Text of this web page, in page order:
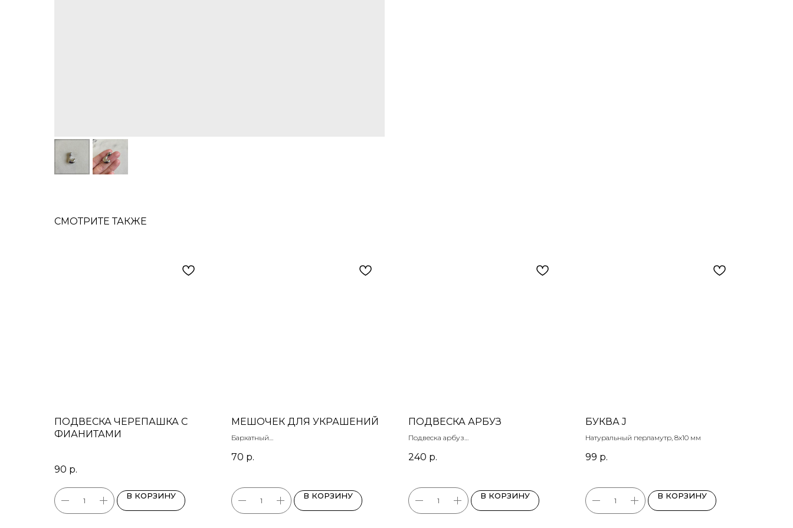
СМОТРИТЕ ТАКЖЕ
ПОДВЕСКА ЧЕРЕПАШКА С
ФИАНИТАМИ
90 р.
В КОРЗИНУ
МЕШОЧЕК ДЛЯ УКРАШЕНИЙ
Бархатный
8,5 х 7 см
70 р.
В КОРЗИНУ
ПОДВЕСКА АРБУЗ
Подвеска арбуз
Размер 15 х 11 мм
240 р.
В КОРЗИНУ
БУКВА J
Натуральный перламутр, 8х10 мм
99 р.
В КОРЗИНУ